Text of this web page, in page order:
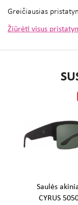
Greičiausias
Žiūrėti visus
Saulės
CYRUS